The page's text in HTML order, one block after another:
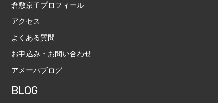
倉敷京子プロフィール
アクセス
よくある質問
お申込み・お問い合わせ
アメーバブログ
BLOG